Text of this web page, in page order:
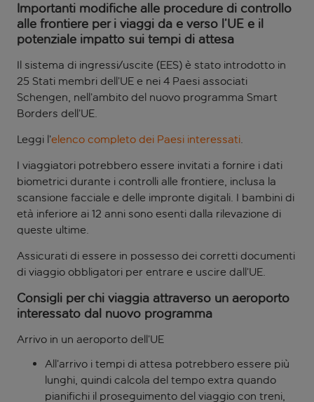
Importanti modifiche alle procedure di controllo
alle frontiere per i viaggi da e verso l’UE e il
potenziale impatto sui tempi di attesa
Il sistema di ingressi/uscite (EES) è stato introdotto in
25 Stati membri dell’UE e nei 4 Paesi associati
Schengen, nell’ambito del nuovo programma Smart
Borders dell’UE.
Leggi l’elenco completo dei Paesi interessati.
I viaggiatori potrebbero essere invitati a fornire i dati
biometrici durante i controlli alle frontiere, inclusa la
scansione facciale e delle impronte digitali. I bambini di
età inferiore ai 12 anni sono esenti dalla rilevazione di
queste ultime.
Assicurati di essere in possesso dei corretti documenti
di viaggio obbligatori per entrare e uscire dall’UE.
Consigli per chi viaggia attraverso un aeroporto
interessato dal nuovo programma
Arrivo in un aeroporto dell’UE
All’arrivo i tempi di attesa potrebbero essere più
lunghi, quindi calcola del tempo extra quando
pianifichi il proseguimento del viaggio con treni,